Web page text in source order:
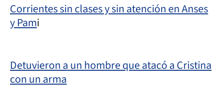
Corrientes sin clases y sin atención en Anses
y Pami
Detuvieron a un hombre que atacó a Cristina
con un arma